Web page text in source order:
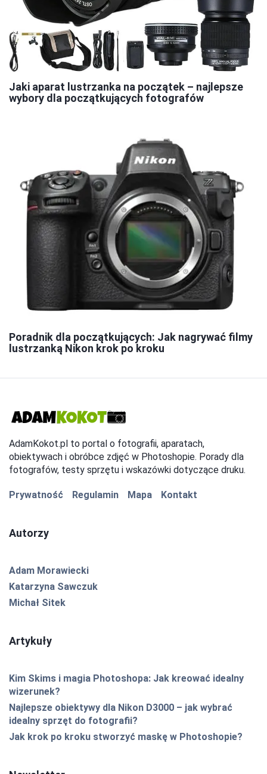
Jaki aparat lustrzanka na początek – najlepsze
wybory dla początkujących fotografów
Poradnik dla początkujących: Jak nagrywać filmy
lustrzanką Nikon krok po kroku
AdamKokot.pl to portal o fotografii, aparatach,
obiektywach i obróbce zdjęć w Photoshopie. Porady dla
fotografów, testy sprzętu i wskazówki dotyczące druku.
Prywatność Regulamin Mapa Kontakt
Autorzy
Adam Morawiecki
Katarzyna Sawczuk
Michał Sitek
Artykuły
Kim Skims i magia Photoshopa: Jak kreować idealny
wizerunek?
Najlepsze obiektywy dla Nikon D3000 – jak wybrać
idealny sprzęt do fotografii?
Jak krok po kroku stworzyć maskę w Photoshopie?